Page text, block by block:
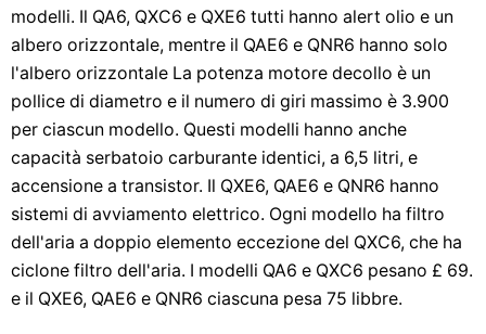
modelli. Il QA6, QXC6 e QXE6 tutti hanno alert olio e un
albero orizzontale, mentre il QAE6 e QNR6 hanno solo
l'albero orizzontale La potenza motore decollo è un
pollice di diametro e il numero di giri massimo è 3.900
per ciascun modello. Questi modelli hanno anche
capacità serbatoio carburante identici, a 6,5 ​​litri, e
accensione a transistor. Il QXE6, QAE6 e QNR6 hanno
sistemi di avviamento elettrico. Ogni modello ha filtro
dell'aria a doppio elemento eccezione del QXC6, che ha
ciclone filtro dell'aria. I modelli QA6 e QXC6 pesano £ 69.
e il QXE6, QAE6 e QNR6 ciascuna pesa 75 libbre.